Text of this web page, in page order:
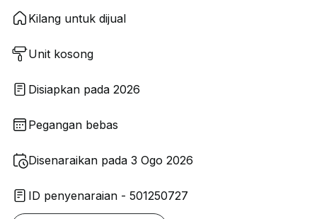
Kilang untuk dijual
Unit kosong
Disiapkan pada 2026
Pegangan bebas
Disenaraikan pada 3 Ogo 2026
ID penyenaraian - 501250727